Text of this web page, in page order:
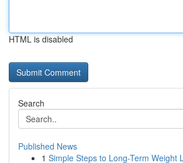
HTML is disabled
Search
Published News
1 Simple Steps to Long-Term Weight